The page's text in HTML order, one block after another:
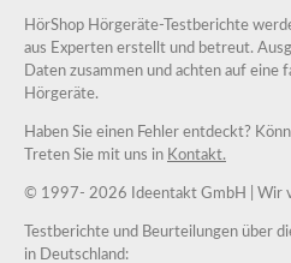
HörShop Hörgeräte-Testberichte
aus Experten erstellt und betreut.
Daten zusammen und achten auf
Hörgeräte.
Haben Sie einen Fehler entdeckt?
Treten Sie mit uns in Kontakt.
© 1997- 2026 Ideentakt GmbH | Wir
Testberichte und Beurteilungen über
in Deutschland: